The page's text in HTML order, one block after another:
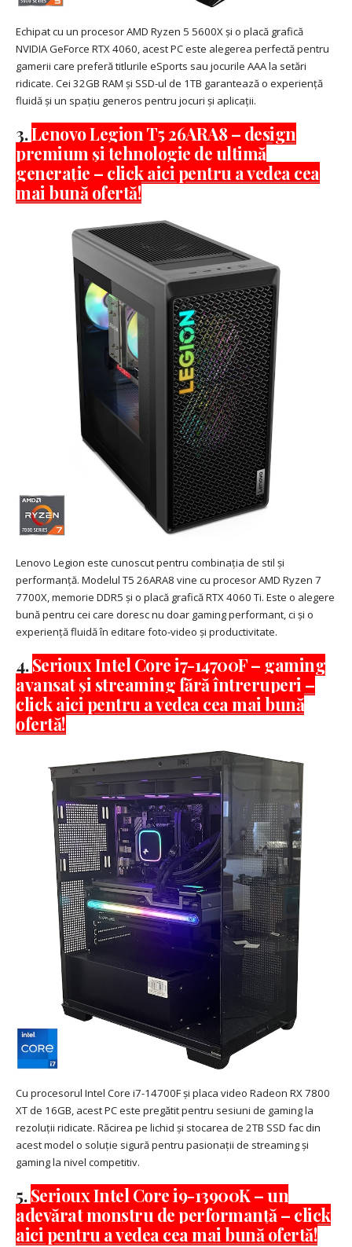
Echipat cu un procesor AMD Ryzen 5 5600X și o placă grafică
NVIDIA GeForce RTX 4060, acest PC este alegerea perfectă pentru
gamerii care preferă titlurile eSports sau jocurile AAA la setări
ridicate. Cei 32GB RAM și SSD-ul de 1TB garantează o experiență
fluidă și un spațiu generos pentru jocuri și aplicații.
3.Lenovo Legion T5 26ARA8 – design
premium și tehnologie de ultimă
generație – click aici pentru a vedea cea
mai bună ofertă!
Lenovo Legion este cunoscut pentru combinația de stil și
performanță. Modelul T5 26ARA8 vine cu procesor AMD Ryzen 7
7700X, memorie DDR5 și o placă grafică RTX 4060 Ti. Este o alegere
bună pentru cei care doresc nu doar gaming performant, ci și o
experiență fluidă în editare foto-video și productivitate.
4. Serioux Intel Core i7-14700F – gaming
avansat și streaming fără întreruperi –
click aici pentru a vedea cea mai bună
ofertă!
Cu procesorul Intel Core i7-14700F și placa video Radeon RX 7800
XT de 16GB, acest PC este pregătit pentru sesiuni de gaming la
rezoluții ridicate. Răcirea pe lichid și stocarea de 2TB SSD fac din
acest model o soluție sigură pentru pasionații de streaming și
gaming la nivel competitiv.
5.Serioux Intel Core i9-13900K – un
adevărat monstru de performanță – click
aici pentru a vedea cea mai bună ofertă!